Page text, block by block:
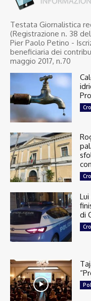
Testata Giornalistica
(Registrazione n. 38
Pier Paolo Petino -
beneficiaria dei
maggio 2017, n.70
di